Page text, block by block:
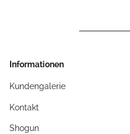
Informationen
Kundengalerie
Kontakt
Shogun